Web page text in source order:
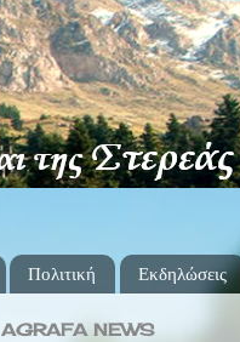
Πολιτική Εκδηλώσεις
AGRAFA NEWS